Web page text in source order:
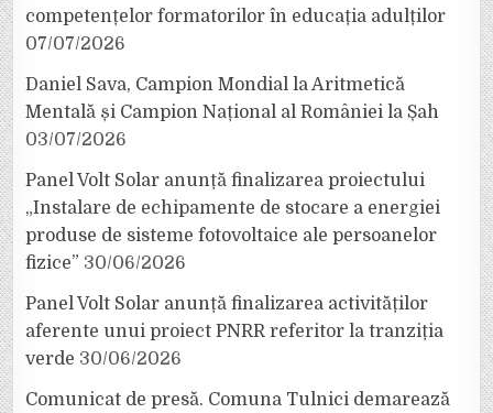
competențelor formatorilor în educația adulților
07/07/2026
Daniel Sava, Campion Mondial la Aritmetică
Mentală și Campion Național al României la Șah
03/07/2026
Panel Volt Solar anunță finalizarea proiectului
„Instalare de echipamente de stocare a energiei
produse de sisteme fotovoltaice ale persoanelor
fizice” 30/06/2026
Panel Volt Solar anunță finalizarea activităților
aferente unui proiect PNRR referitor la tranziția
verde 30/06/2026
Comunicat de presă. Comuna Tulnici demarează